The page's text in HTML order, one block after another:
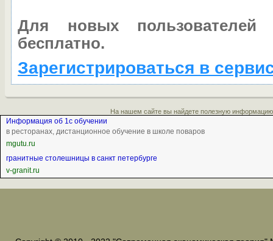
Для новых пользователей
бесплатно.
Зарегистрироваться в
На нашем сайте вы найдете полезную
Информация об 1с обучении
в ресторанах, дистанционное обучение в школе поваров
mgutu.ru
гранитные столешницы в санкт петербурге
v-granit.ru